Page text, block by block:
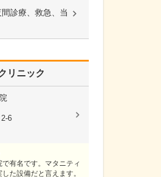
診療、救急、当
リニック
6
有名です。マタニティ
た設備だと言えます。